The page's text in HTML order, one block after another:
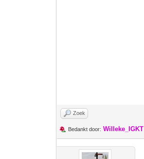
Zoek
Bedankt door: Willeke_IGKT